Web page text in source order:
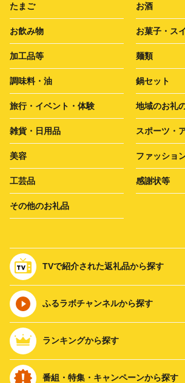
たまご お酒
お飲み物 お菓子・ス
加工品等 麺類
調味料・油 鍋セット
旅行・イベント・体験 地域のお礼
雑貨・日用品 スポーツ・
美容 ファッショ
工芸品 感謝状等
その他のお礼品
TVで紹介された返礼品から探す
ふるラボチャンネルから探す
ランキングから探す
番組・特集・キャンペーンから探す